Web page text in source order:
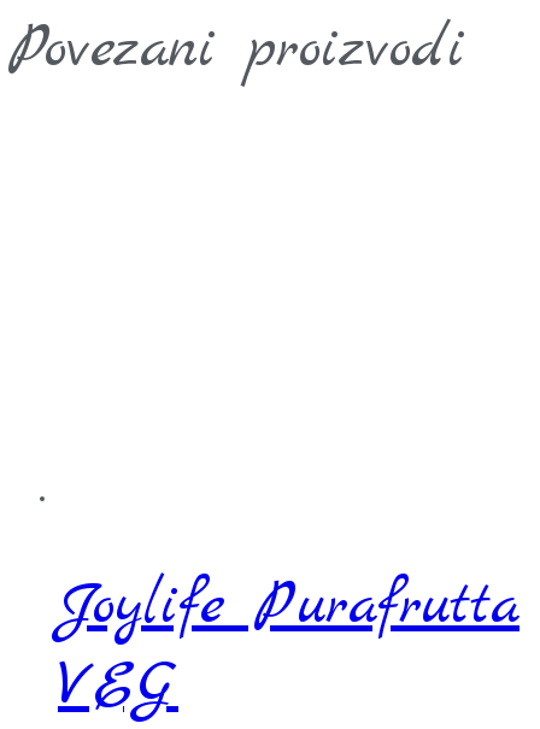
Povezani proizvodi
Joylife Purafrutta
VEG